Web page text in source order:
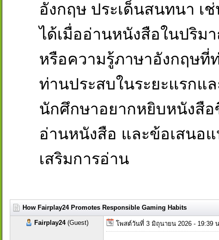
อังกฤษ ประเด็นสนทนา เ
ได้เมื่ออ่านหนังสือในปริ
หรือความรู้ภาษาอังกฤษ
ท่านประสบในระยะแรกแ
นักศึกษาอยากหยิบหนังสื
อ่านหนังสือ และข้อเสนอ
เสริมการอ่าน
How Fairplay24 Promotes Responsible Gaming Habits
Fairplay24(Guest) โพสต์วันที่ 3 มิถุนายน 2026 - 19:39